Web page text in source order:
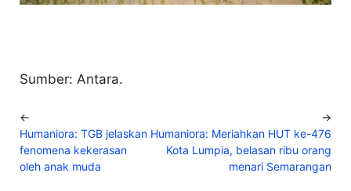
Sumber: Antara.
←
Humaniora: TGB jelaskan
fenomena kekerasan
oleh anak muda
Humaniora: Meriahkan HUT ke-476
Kota Lumpia, belasan ribu orang
menari Semarangan
→